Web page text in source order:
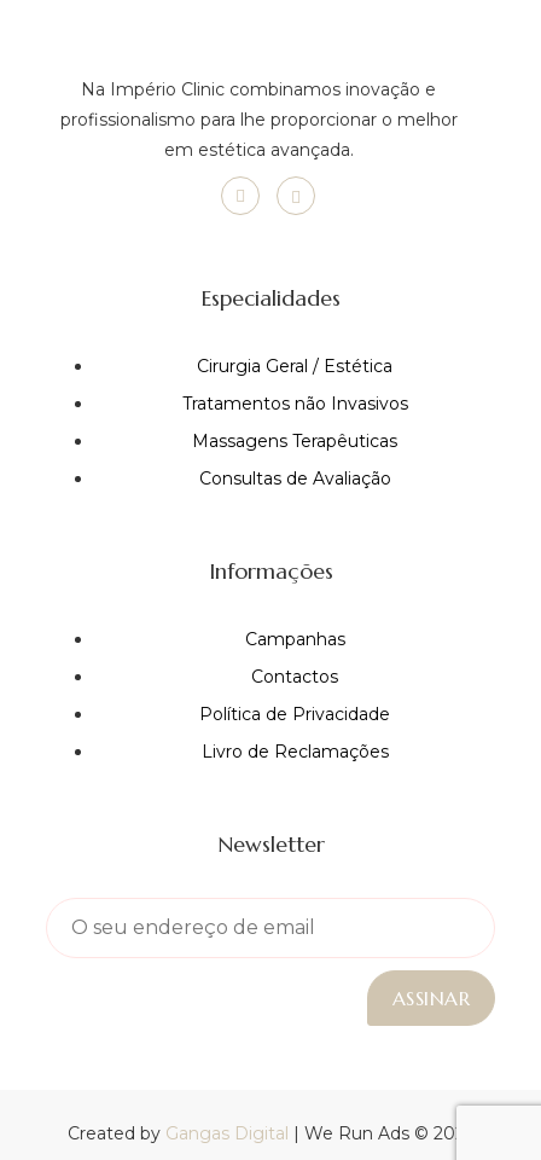
Na Império Clinic combinamos inovação e
profissionalismo para lhe proporcionar o melhor
em estética avançada.
Especialidades
Cirurgia Geral / Estética
Tratamentos não Invasivos
Massagens Terapêuticas
Consultas de Avaliação
Informações
Campanhas
Contactos
Política de Privacidade
Livro de Reclamações
Newsletter
Created by Gangas Digital | We Run Ads © 2023